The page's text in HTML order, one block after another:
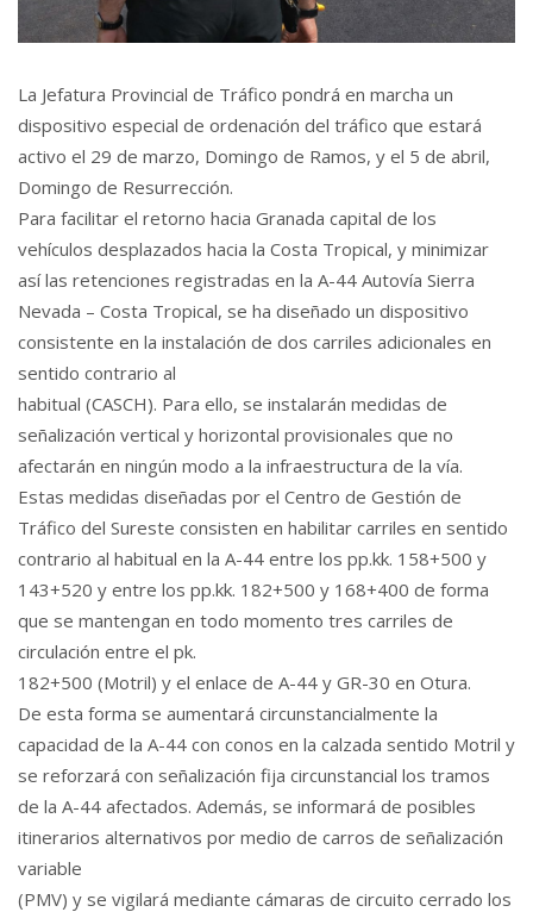
La Jefatura Provincial de Tráfico pondrá en marcha un
dispositivo especial de ordenación del tráfico que estará
activo el 29 de marzo, Domingo de Ramos, y el 5 de abril,
Domingo de Resurrección.
Para facilitar el retorno hacia Granada capital de los
vehículos desplazados hacia la Costa Tropical, y minimizar
así las retenciones registradas en la A-44 Autovía Sierra
Nevada – Costa Tropical, se ha diseñado un dispositivo
consistente en la instalación de dos carriles adicionales en
sentido contrario al
habitual (CASCH). Para ello, se instalarán medidas de
señalización vertical y horizontal provisionales que no
afectarán en ningún modo a la infraestructura de la vía.
Estas medidas diseñadas por el Centro de Gestión de
Tráfico del Sureste consisten en habilitar carriles en sentido
contrario al habitual en la A-44 entre los pp.kk. 158+500 y
143+520 y entre los pp.kk. 182+500 y 168+400 de forma
que se mantengan en todo momento tres carriles de
circulación entre el pk.
182+500 (Motril) y el enlace de A-44 y GR-30 en Otura.
De esta forma se aumentará circunstancialmente la
capacidad de la A-44 con conos en la calzada sentido Motril y
se reforzará con señalización fija circunstancial los tramos
de la A-44 afectados. Además, se informará de posibles
itinerarios alternativos por medio de carros de señalización
variable
(PMV) y se vigilará mediante cámaras de circuito cerrado los